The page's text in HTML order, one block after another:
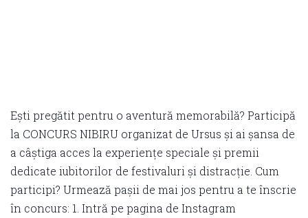
Ești pregătit pentru o aventură memorabilă? Participă
la CONCURS NIBIRU organizat de Ursus și ai șansa de
a câștiga acces la experiențe speciale și premii
dedicate iubitorilor de festivaluri și distracție. Cum
participi? Urmează pașii de mai jos pentru a te înscrie
în concurs: 1. Intră pe pagina de Instagram